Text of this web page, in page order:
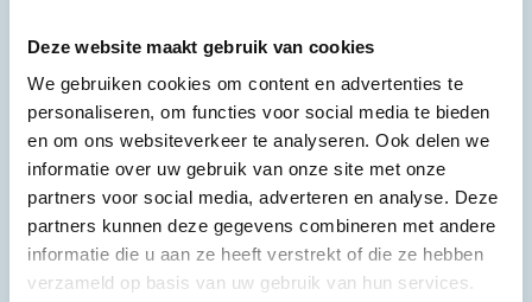
Deze website maakt gebruik van cookies
We gebruiken cookies om content en advertenties te
personaliseren, om functies voor social media te bieden
en om ons websiteverkeer te analyseren. Ook delen we
informatie over uw gebruik van onze site met onze
partners voor social media, adverteren en analyse. Deze
partners kunnen deze gegevens combineren met andere
informatie die u aan ze heeft verstrekt of die ze hebben
verzameld op basis van uw gebruik van hun services.
die goed verdragen wordt door de meeste mensen.
Complementaire therapie: Deep oscillation therapie kan worden
gebruikt als aanvulling op andere fysiotherapeutische technieken.
Het kan bijvoorbeeld gecombineerd worden met oefentherapie of
manuele therapie om een algehele verbetering van de conditie te
bevorderen.
Breed toepasbaar: Deep oscillation therapie kan worden gebruikt
voor een breed scala aan aandoeningen, waaronder postoperatieve
revalidatie, sportblessures, chronische pijnklachten, lymfoedeem en